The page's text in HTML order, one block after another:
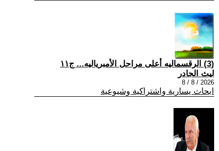
(3) الرقسماليه أعلى مراحل الأمبرياليه... ج١١
ليث الجادر
2026 / 8 / 8
ابحاث يسارية واشتراكية وشيوعية